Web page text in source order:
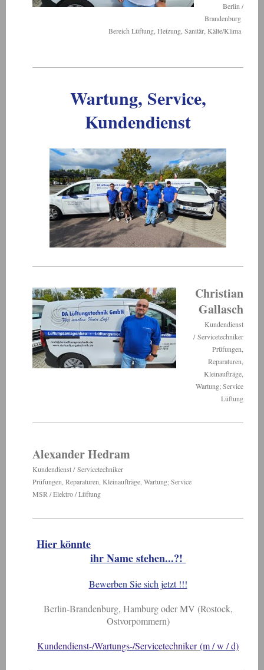
Berlin /
Brandenburg
Bereich Lüftung, Heizung, Sanitär, Kälte/Klima
Wartung, Service,
Kundendienst
Christian
Gallasch
Kundendienst
/ Servicetechniker
Prüfungen,
Reparaturen,
Kleinaufträge,
Wartung; Service
Lüftung
Alexander Hedram
Kundendienst / Servicetechniker
Prüfungen, Reparaturen, Kleinaufträge, Wartung; Service
MSR / Elektro / Lüftung
Hier könnte
ihr Name stehen...?!
Bewerben Sie sich jetzt !!!
Berlin-Brandenburg, Hamburg oder MV (Rostock,
Ostvorpommern)
Kundendienst-/Wartungs-/Servicetechniker(m / w / d)